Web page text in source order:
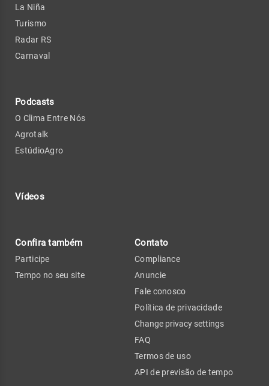
La Niña
Turismo
Radar RS
Carnaval
Podcasts
O Clima Entre Nós
Agrotalk
EstúdioAgro
Vídeos
Confira também
Participe
Tempo no seu site
Contato
Compliance
Anuncie
Fale conosco
Política de privacidade
Change privacy settings
FAQ
Termos de uso
API de previsão de tempo